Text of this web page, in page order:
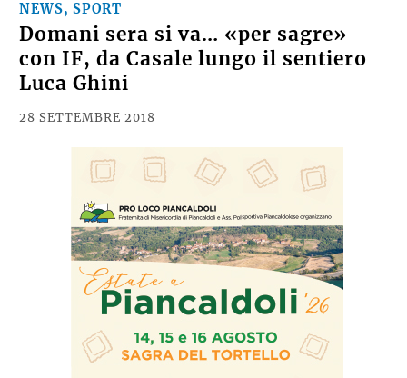
NEWS, SPORT
Domani sera si va… «per sagre»
con IF, da Casale lungo il sentiero
Luca Ghini
28 SETTEMBRE 2018